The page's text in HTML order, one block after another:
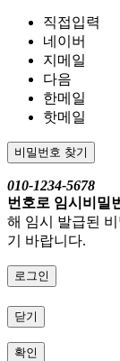
직접입력
네이버
지메일
다음
한메일
핫메일
비밀번호 찾기
010-1234-5678
번호로 임시비밀
해 임시 발급된
기 바랍니다.
로그인
닫기
확인